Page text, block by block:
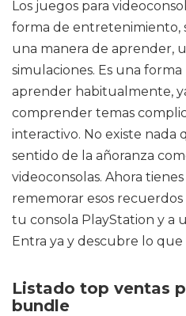
Los juegos para
forma de entretenimiento,
una manera de aprender,
simulaciones. Es una
aprender habitualmente,
comprender temas
interactivo. No existe
sentido de la añoranza
videoconsolas. Ahora
rememorar esos
tu consola PlayStation y a
Entra ya y descubre lo que
Listado top ventas
bundle